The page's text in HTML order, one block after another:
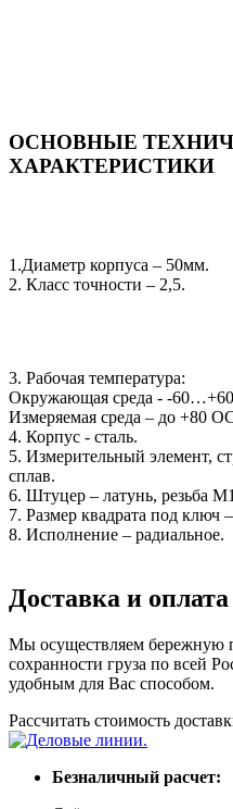
ОСНОВНЫЕ
ХАРАКТЕРИСТИКИ
1.Диаметр корпуса – 50мм.
2. Класс точности – 2,5.
3. Рабочая температура:
Окружающая среда - -
Измеряемая среда – до +80
4. Корпус - сталь.
5. Измерительный элемент,
сплав.
6. Штуцер – латунь, резьба
7. Размер квадрата под ключ
8. Исполнение – радиальное.
Доставка и оплата
Мы осуществляем бережную
сохранности груза по всей
удобным для Вас способом.
Рассчитать стоимость
Безналичный расчет: